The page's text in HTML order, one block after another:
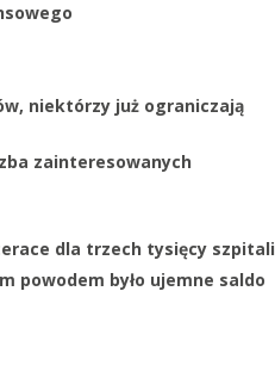
niektórzy już ograniczają
zainteresowanych
dla trzech tysięcy szpitali
powodem było ujemne saldo